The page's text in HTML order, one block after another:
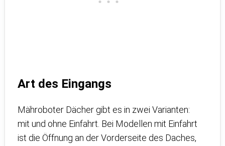
Art des Eingangs
Mähroboter Dächer gibt es in zwei Varianten:
mit und ohne Einfahrt. Bei Modellen mit Einfahrt
ist die Öffnung an der Vorderseite des Daches,